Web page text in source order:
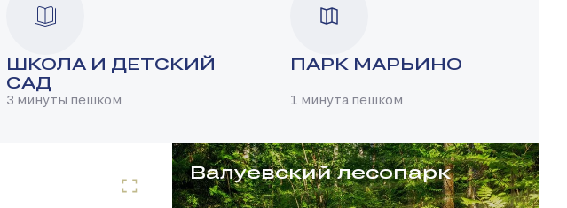
ШКОЛА И ДЕТСКИЙ
САД
3 минуты пешком
ПАРК МАРЬИНО
1 минута пешком
Валуевский лесопарк